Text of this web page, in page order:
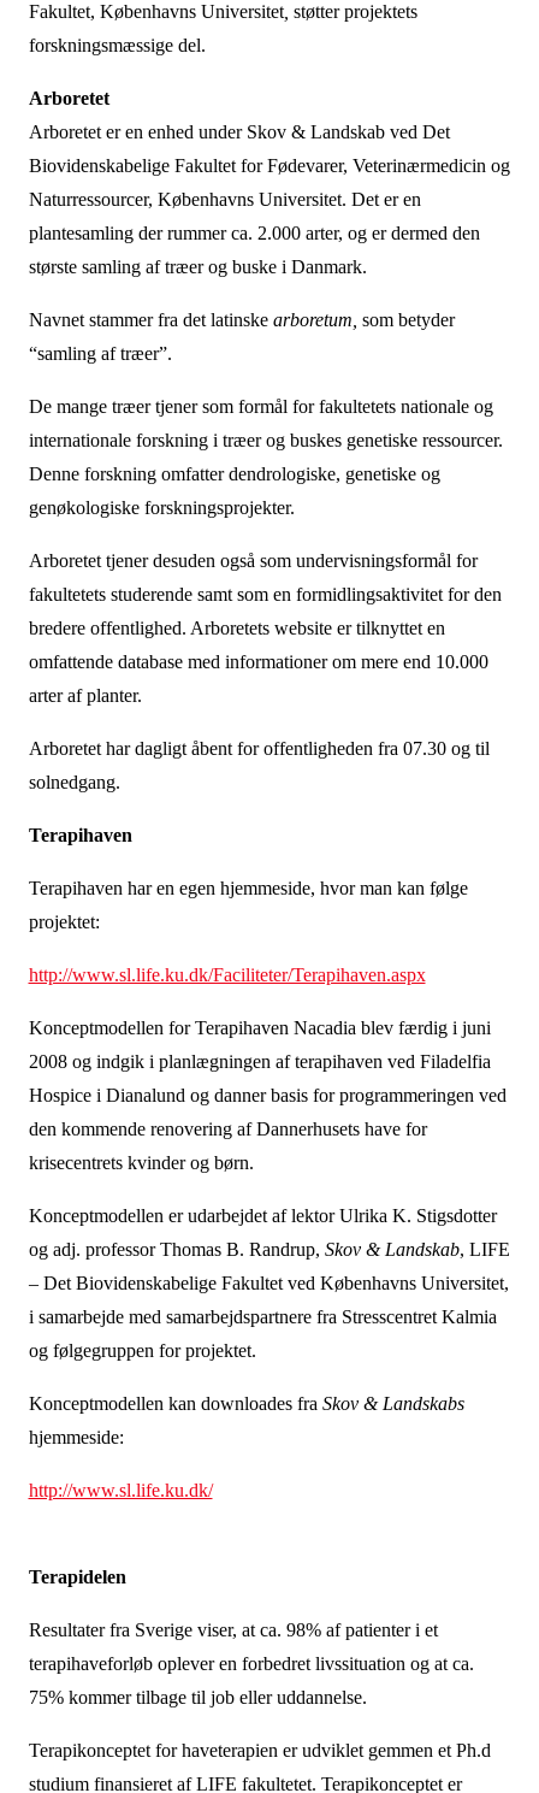
Fakultet, Københavns Universitet, støtter projektets
forskningsmæssige del.
Arboretet
Arboretet er en enhed under Skov & Landskab ved Det
Biovidenskabelige Fakultet for Fødevarer, Veterinærmedicin og
Naturressourcer, Københavns Universitet. Det er en
plantesamling der rummer ca. 2.000 arter, og er dermed den
største samling af træer og buske i Danmark.
Navnet stammer fra det latinske arboretum, som betyder
“samling af træer”.
De mange træer tjener som formål for fakultetets nationale og
internationale forskning i træer og buskes genetiske ressourcer.
Denne forskning omfatter dendrologiske, genetiske og
genøkologiske forskningsprojekter.
Arboretet tjener desuden også som undervisningsformål for
fakultetets studerende samt som en formidlingsaktivitet for den
bredere offentlighed. Arboretets website er tilknyttet en
omfattende database med informationer om mere end 10.000
arter af planter.
Arboretet har dagligt åbent for offentligheden fra 07.30 og til
solnedgang.
Terapihaven
Terapihaven har en egen hjemmeside, hvor man kan følge
projektet:
http://www.sl.life.ku.dk/Faciliteter/Terapihaven.aspx
Konceptmodellen for Terapihaven Nacadia blev færdig i juni
2008 og indgik i planlægningen af terapihaven ved Filadelfia
Hospice i Dianalund og danner basis for programmeringen ved
den kommende renovering af Dannerhusets have for
krisecentrets kvinder og børn.
Konceptmodellen er udarbejdet af lektor Ulrika K. Stigsdotter
og adj. professor Thomas B. Randrup, Skov & Landskab, LIFE
– Det Biovidenskabelige Fakultet ved Københavns Universitet,
i samarbejde med samarbejdspartnere fra Stresscentret Kalmia
og følgegruppen for projektet.
Konceptmodellen kan downloades fra Skov & Landskabs
hjemmeside:
http://www.sl.life.ku.dk/
Terapidelen
Resultater fra Sverige viser, at ca. 98% af patienter i et
terapihaveforløb oplever en forbedret livssituation og at ca.
75% kommer tilbage til job eller uddannelse.
Terapikonceptet for haveterapien er udviklet gemmen et Ph.d
studium finansieret af LIFE fakultetet. Terapikonceptet er